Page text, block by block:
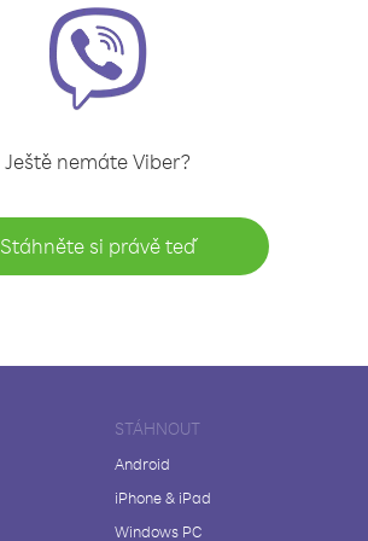
Ještě nemáte Viber?
Stáhněte si právě teď
STÁHNOUT
Android
iPhone & iPad
Windows PC